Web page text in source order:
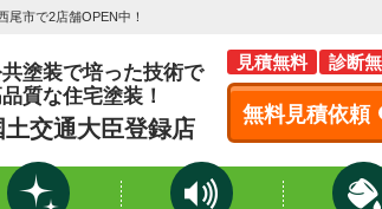
市で2店舗OPEN中！
塗装で培った技術で
質な住宅塗装！
土交通大臣登録店
見積無料 診断
無料見積依頼